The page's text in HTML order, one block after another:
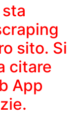
sito. Si
citare
App